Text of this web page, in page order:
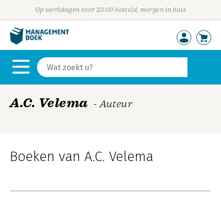
Op werkdagen voor 23:00 besteld, morgen in huis
A.C. Velema - Auteur
Boeken van A.C. Velema